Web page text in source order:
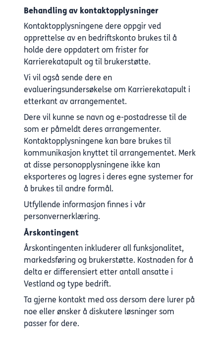
Behandling av kontaktopplysninger
Kontaktopplysningene dere oppgir ved
opprettelse av en bedriftskonto brukes til å
holde dere oppdatert om frister for
Karrierekatapult og til brukerstøtte.
Vi vil også sende dere en
evalueringsundersøkelse om Karrierekatapult i
etterkant av arrangementet.
Dere vil kunne se navn og e-postadresse til de
som er påmeldt deres arrangementer.
Kontaktopplysningene kan bare brukes til
kommunikasjon knyttet til arrangementet. Merk
at disse personopplysningene ikke kan
eksporteres og lagres i deres egne systemer for
å brukes til andre formål.
Utfyllende informasjon finnes ivår
personvernerklæring.
Årskontingent
Årskontingenten inkluderer all funksjonalitet,
markedsføring og brukerstøtte. Kostnaden for å
delta er differensiert etter antall ansatte i
Vestland og type bedrift.
Ta gjerne kontakt med oss dersom dere lurer på
noe eller ønsker å diskutere løsninger som
passer for dere.